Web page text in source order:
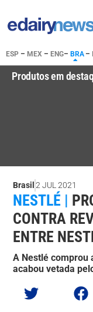
ESP – MEX – ENG– BRA–
Produtos em
Brasil 2 JUL 2021
NESTLÉ |
CONTRA
ENTRE
A Nestlé comprou
acabou vetada